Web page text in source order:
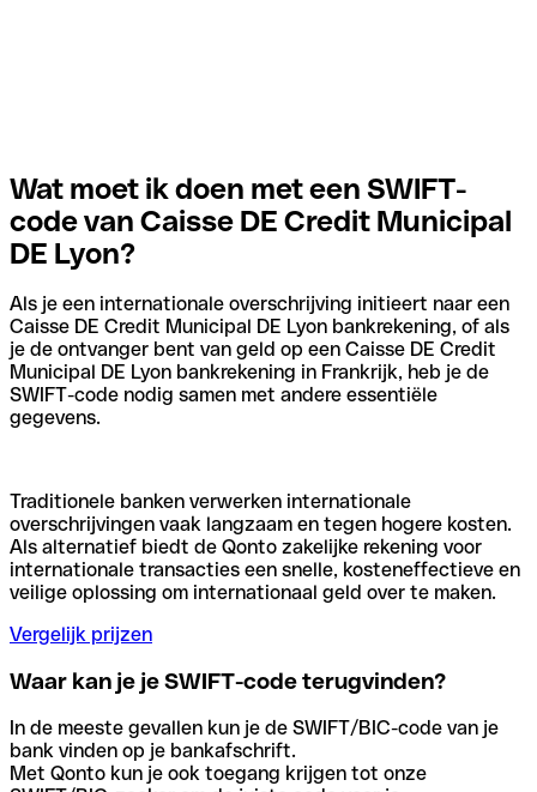
Wat moet ik doen met een SWIFT-
code van Caisse DE Credit Municipal
DE Lyon?
Als je een internationale overschrijving initieert naar een
Caisse DE Credit Municipal DE Lyon bankrekening, of als
je de ontvanger bent van geld op een Caisse DE Credit
Municipal DE Lyon bankrekening in Frankrijk, heb je de
SWIFT-code nodig samen met andere essentiële
gegevens.
Traditionele banken verwerken internationale
overschrijvingen vaak langzaam en tegen hogere kosten.
Als alternatief biedt de Qonto zakelijke rekening voor
internationale transacties een snelle, kosteneffectieve en
veilige oplossing om internationaal geld over te maken.
Vergelijk prijzen
Waar kan je je SWIFT-code terugvinden?
In de meeste gevallen kun je de SWIFT/BIC-code van je
bank vinden op je bankafschrift.
Met Qonto kun je ook toegang krijgen tot onze